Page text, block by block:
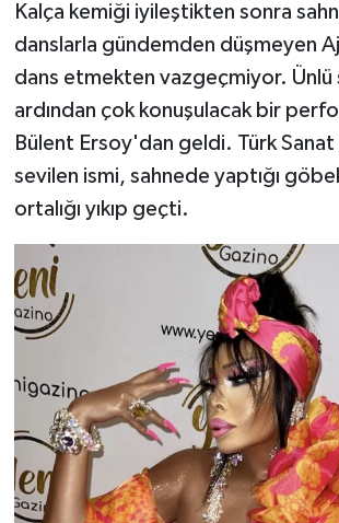
Kalça kemiği iyileştikten sonra
danslarla gündemden düşmeyen
dans etmekten vazgeçmiyor. Ünlü
ardından çok konuşulacak bir
Bülent Ersoy'dan geldi. Türk
sevilen ismi, sahnede yaptığı
ortalığı yıkıp geçti.